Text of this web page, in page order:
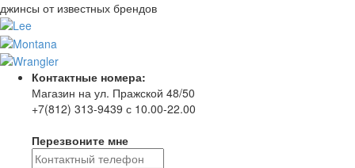
джинсы от известных брендов
Контактные номера:
Магазин на ул. Пражской 48/50
+7(812) 313-9439 с 10.00-22.00
Перезвоните мне